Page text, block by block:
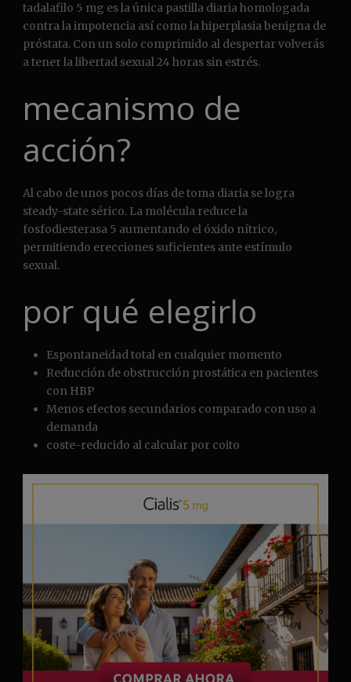
tadalafilo 5 mg es la única pastilla diaria homologada
contra la impotencia así como la hiperplasia benigna de
próstata. Con un solo comprimido al despertar volverás
a tener la libertad sexual 24 horas sin estrés.
mecanismo de
acción?
Al cabo de unos pocos días de toma diaria se logra
steady-state sérico. La molécula reduce la
fosfodiesterasa 5 aumentando el óxido nítrico,
permitiendo erecciones suficientes ante estímulo
sexual.
por qué elegirlo
Espontaneidad total en cualquier momento
Reducción de obstrucción prostática en pacientes
con HBP
Menos efectos secundarios comparado con uso a
demanda
coste-reducido al calcular por coito